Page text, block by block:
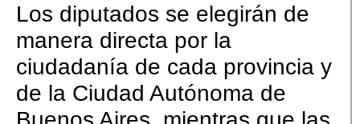
Los diputados se elegirán de
manera directa por la
ciudadanía de cada provincia y
de la Ciudad Autónoma de